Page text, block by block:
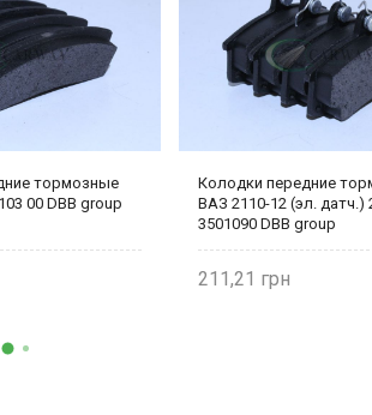
тормозные
00 DBB group
Колодки передние
ВАЗ 2110-12 (эл. датч.)
3501090 DBB group
211,21